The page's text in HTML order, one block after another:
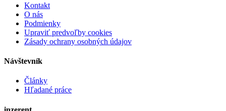
Kontakt
O nás
Podmienky
Upraviť predvoľby cookies
Zásady ochrany osobných údajov
Návštevník
Články
Hľadané práce